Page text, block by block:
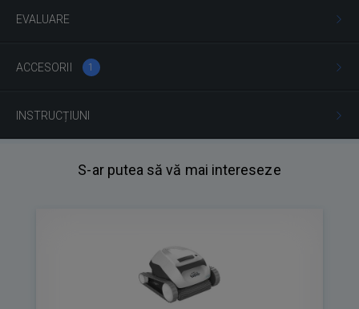
EVALUARE
ACCESORII 1
INSTRUCȚIUNI
S-ar putea să vă mai intereseze